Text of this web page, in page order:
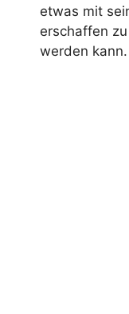
etwas mit
erschaffen
werden kann.